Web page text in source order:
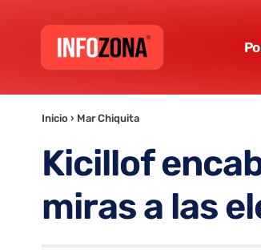
Inicio › Mar Chiquita
Kicillof
miras a las